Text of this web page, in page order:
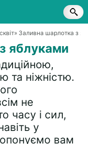
» Заливна шарлотка з
яблуками
та ніжністю.
не
часу і сил,
у
вам